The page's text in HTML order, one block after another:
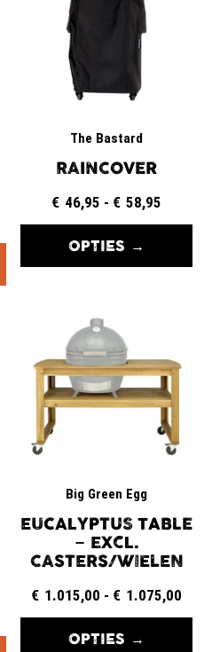
The Bastard
RAINCOVER
€ 46,95 - € 58,95
OPTIES →
Big Green Egg
EUCALYPTUS TABLE
– EXCL.
CASTERS/WIELEN
€ 1.015,00 - € 1.075,00
OPTIES →